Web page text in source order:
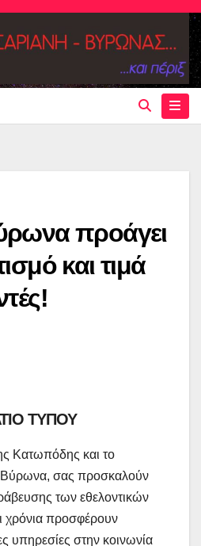
προάγει
και τιμά
ΤΥΠΟΥ
Κατωπόδης και το
Βύρωνα, σας προσκαλούν
των εθελοντικών
προσφέρουν
υπηρεσίες στην κοινωνία